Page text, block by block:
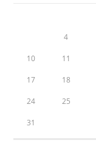
4
10 11
17 18
24 25
31